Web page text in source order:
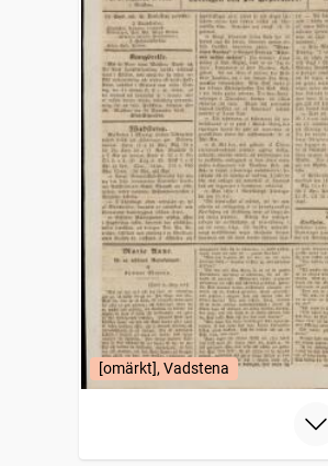
[omärkt], Vadstena